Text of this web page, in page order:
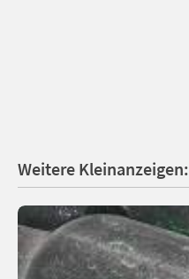
Weitere Kleinanzeigen: